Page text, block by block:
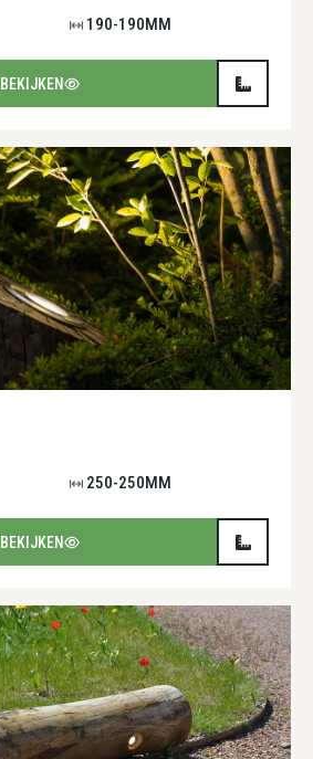
190-190MM
BEKIJKEN
250-250MM
BEKIJKEN